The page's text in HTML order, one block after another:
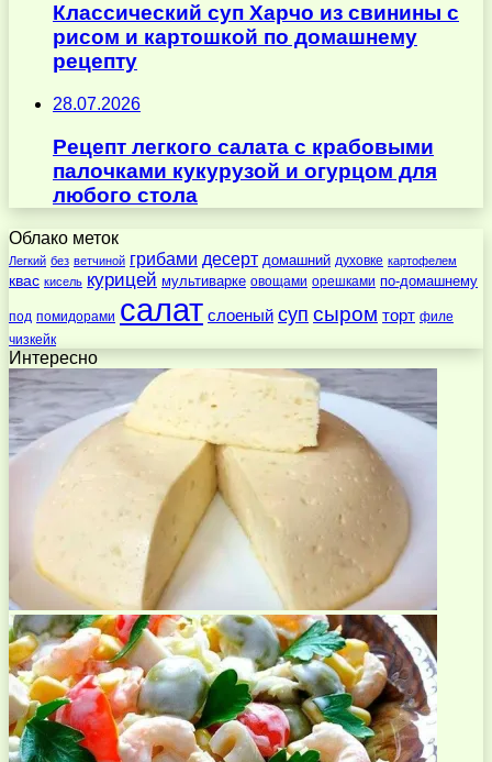
Классический суп Харчо из свинины с
рисом и картошкой по домашнему
рецепту
28.07.2026
Рецепт легкого салата с крабовыми
палочками кукурузой и огурцом для
любого стола
Облако меток
Легкий без ветчиной грибами десерт домашний духовке картофелем
квас кисель курицей мультиварке овощами орешками по-домашнему
под помидорами салат слоеный суп сыром торт филе
чизкейк
Интересно